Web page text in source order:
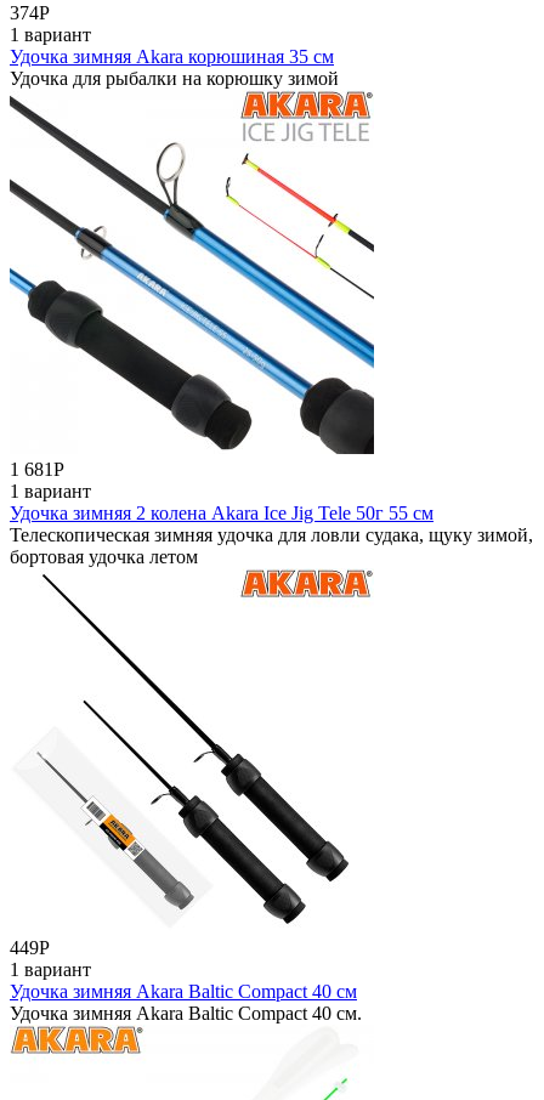
374Р
1 вариант
Удочка зимняя Akara корюшиная 35 см
Удочка для рыбалки на корюшку зимой
1 681Р
1 вариант
Удочка зимняя 2 колена Akara Ice Jig Tele 50г 55 см
Телескопическая зимняя удочка для ловли судака, щуку зимой,
бортовая удочка летом
449Р
1 вариант
Удочка зимняя Akara Baltic Compact 40 см
Удочка зимняя Akara Baltic Compact 40 см.